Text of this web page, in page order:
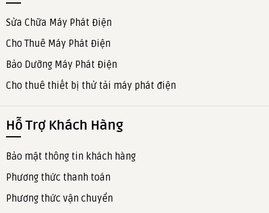
Sửa Chữa Máy Phát Điện
Cho Thuê Máy Phát Điện
Bảo Dưỡng Máy Phát Điện
Cho thuê thiết bị thử tải máy phát điện
Hỗ Trợ Khách Hàng
Bảo mật thông tin khách hàng
Phương thức thanh toán
Phương thức vận chuyển